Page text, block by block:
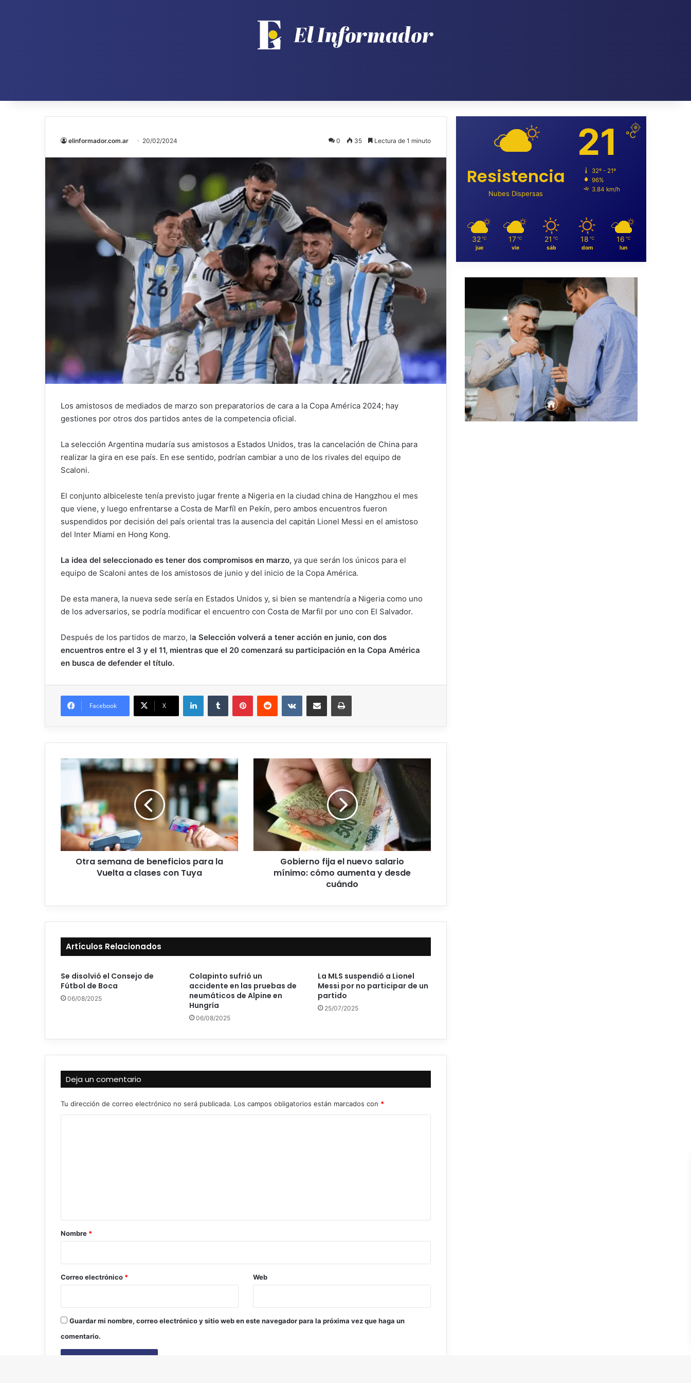
elinformador.com.ar 20/02/2024 0 35 Lectura de 1 minuto
Los amistosos de mediados de marzo son preparatorios de cara a la Copa América 2024; hay
gestiones por otros dos partidos antes de la competencia oficial.
La selección Argentina mudaría sus amistosos a Estados Unidos, tras la cancelación de China para
realizar la gira en ese país. En ese sentido, podrían cambiar a uno de los rivales del equipo de
Scaloni.
El conjunto albiceleste tenía previsto jugar frente a Nigeria en la ciudad china de Hangzhou el mes
que viene, y luego enfrentarse a Costa de Marfíl en Pekín, pero ambos encuentros fueron
suspendidos por decisión del país oriental tras la ausencia del capitán Lionel Messi en el amistoso
del Inter Miami en Hong Kong.
La idea del seleccionado es tener dos compromisos en marzo, ya que serán los únicos para el
equipo de Scaloni antes de los amistosos de junio y del inicio de la Copa América.
De esta manera, la nueva sede sería en Estados Unidos y, si bien se mantendría a Nigeria como uno
de los adversarios, se podría modificar el encuentro con Costa de Marfil por uno con El Salvador.
Después de los partidos de marzo, la Selección volverá a tener acción en junio, con dos
encuentros entre el 3 y el 11, mientras que el 20 comenzará su participación en la Copa América
en busca de defender el título.
Facebook X
Otra semana de beneficios para la
Vuelta a clases con Tuya
Gobierno fija el nuevo salario
mínimo: cómo aumenta y desde
cuándo
Artículos Relacionados
Se disolvió el Consejo de
Fútbol de Boca
06/08/2025
Colapinto sufrió un
accidente en las pruebas de
neumáticos de Alpine en
Hungría
06/08/2025
La MLS suspendió a Lionel
Messi por no participar de un
partido
25/07/2025
Deja un comentario
Tu dirección de correo electrónico no será publicada. Los campos obligatorios están marcados con *
r
*
Nombre *
Correo electrónico * Web
Guardar mi nombre, correo electrónico y sitio web en este navegador para la próxima vez que haga un
comentario.
Resistencia
Nubes Dispersas
21 ℃
32º - 21º
96%
3.84 km/h
32 ℃
jue
17 ℃
vie
21 ℃
sáb
18 ℃
dom
16 ℃
lun